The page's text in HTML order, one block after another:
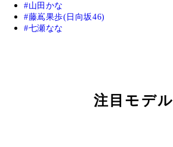
山田かな
藤嶌果歩(日向坂46)
七瀬なな
注目モデル